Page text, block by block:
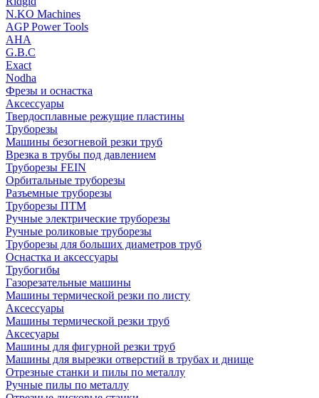
N.KO Machines
AGP Power Tools
AHA
G.B.C
Exact
Nodha
Фрезы и оснастка
Аксессуары
Твердосплавные режущие пластины
Труборезы
Машины безогневой резки труб
Врезка в трубы под давлением
Труборезы FEIN
Орбитальные труборезы
Разъемные труборезы
Труборезы ПТМ
Ручные электрические труборезы
Ручные роликовые труборезы
Труборезы для больших диаметров труб
Оснастка и аксессуары
Трубогибы
Газорезательные машины
Машины термической резки по листу
Аксессуары
Машины термической резки труб
Аксесуары
Машины для фигурной резки труб
Машины для вырезки отверстий в трубах и днище
Отрезные станки и пилы по металлу
Ручные пилы по металлу